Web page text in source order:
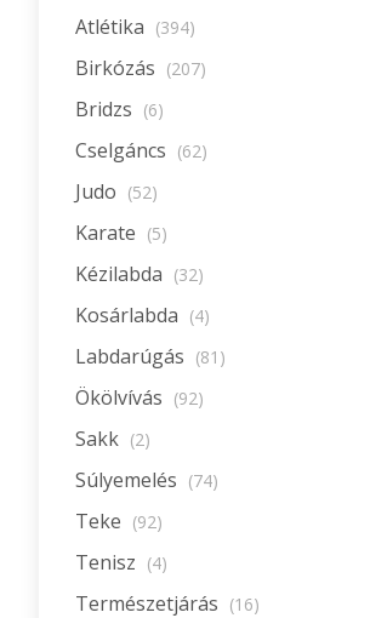
Atlétika (394)
Birkózás (207)
Bridzs (6)
Cselgáncs (62)
Judo (52)
Karate (5)
Kézilabda (32)
Kosárlabda (4)
Labdarúgás (81)
Ökölvívás (92)
Sakk (2)
Súlyemelés (74)
Teke (92)
Tenisz (4)
Természetjárás (16)